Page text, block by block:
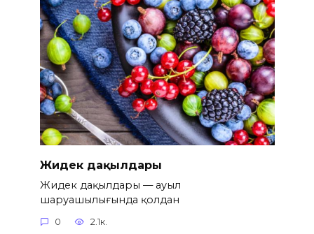
Жидек дақылдары
Жидек дақылдары — ауыл
шаруашылығында қолдан
0 2.1к.